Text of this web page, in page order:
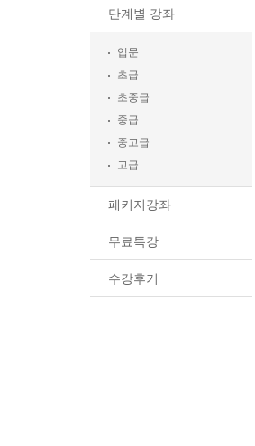
단계별 강좌
입문
초급
초중급
중급
중고급
고급
패키지강좌
무료특강
수강후기